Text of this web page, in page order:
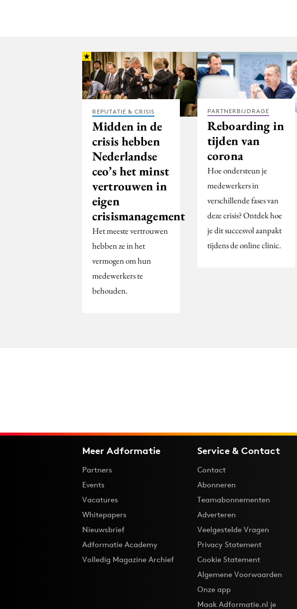
REPUTATIE & CRISIS
Midden in de
crisis hebben
Nederlandse
ceo’s het minst
vertrouwen in
eigen
crisismanagement
Het meeste vertrouwen
hebben ze in het
vermogen om hun
medewerkers te
behouden.
PARTNERBIJDRAGE
Reboarding in
tijden van
corona
Hoe ondersteun je
medewerkers in
verschillende fases van
deze crisis? Ontdek hoe
je dit succesvol aanpakt
tijdens de online clinic.
Meer Adformatie
Partners
Events
Vacatures
Whitepapers
Nieuwsbrief
Adformatie Academy
Volledig Magazine Archief
Service & Contact
Contact
Abonneren
Teamabonnementen
Adverteren
Veelgestelde Vragen
Privacy Statement
Cookie Statement
Algemene Voorwaarden
Onze app
Maak Adformatie.nl je